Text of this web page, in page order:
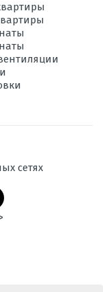
сетях